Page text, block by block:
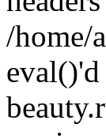
/home/